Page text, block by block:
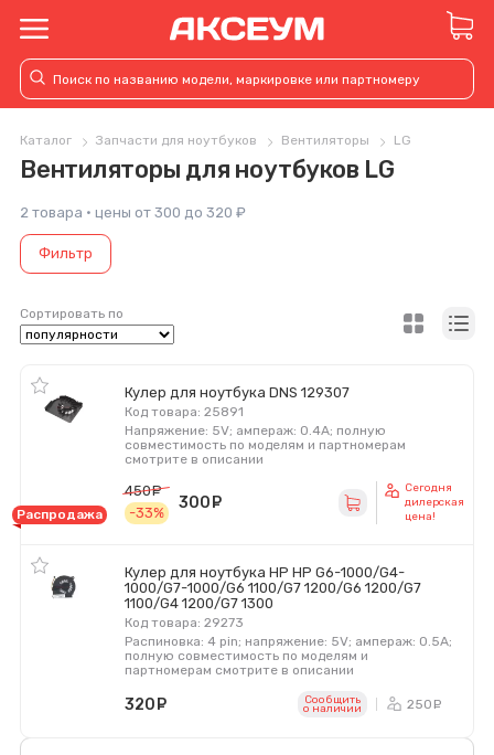
Каталог Запчасти для ноутбуков Вентиляторы LG
Вентиляторы для ноутбуков LG
2 товара · цены от 300 до 320 ₽
Фильтр
Сортировать по
Кулер для ноутбука DNS 129307
Код товара: 25891
Напряжение: 5V; ампераж: 0.4A; полную
совместимость по моделям и партномерам
смотрите в описании
Распродажа
450
-33%
300
Сегодня
дилерская
цена!
Кулер для ноутбука HP HP G6-1000/G4-
1000/G7-1000/G6 1100/G7 1200/G6 1200/G7
1100/G4 1200/G7 1300
Код товара: 29273
Распиновка: 4 pin; напряжение: 5V; ампераж: 0.5A;
полную совместимость по моделям и
партномерам смотрите в описании
320 Сообщить
o наличии 250